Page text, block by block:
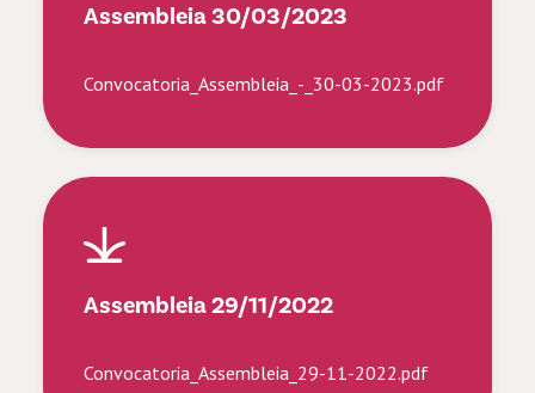
Assembleia 30/03/2023
Convocatoria_Assembleia_-_30-03-2023.pdf
Assembleia 29/11/2022
Convocatoria_Assembleia_29-11-2022.pdf